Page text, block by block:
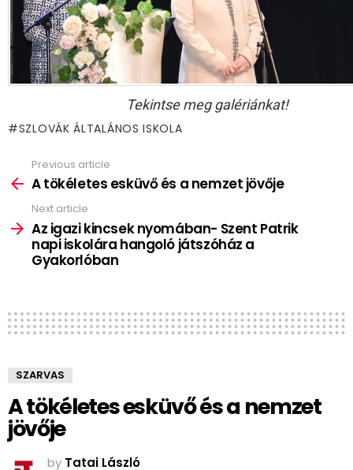
Tekintse meg galériánkat!
SZLOVÁK ÁLTALÁNOS ISKOLA
more
Previous article
A tökéletes esküvő és a nemzet jövője
Next article
Az igazi kincsek nyomában- Szent Patrik
napi iskolára hangoló játszóház a
Gyakorlóban
SZARVAS
A tökéletes esküvő és a nemzet
jövője
by Tatai László